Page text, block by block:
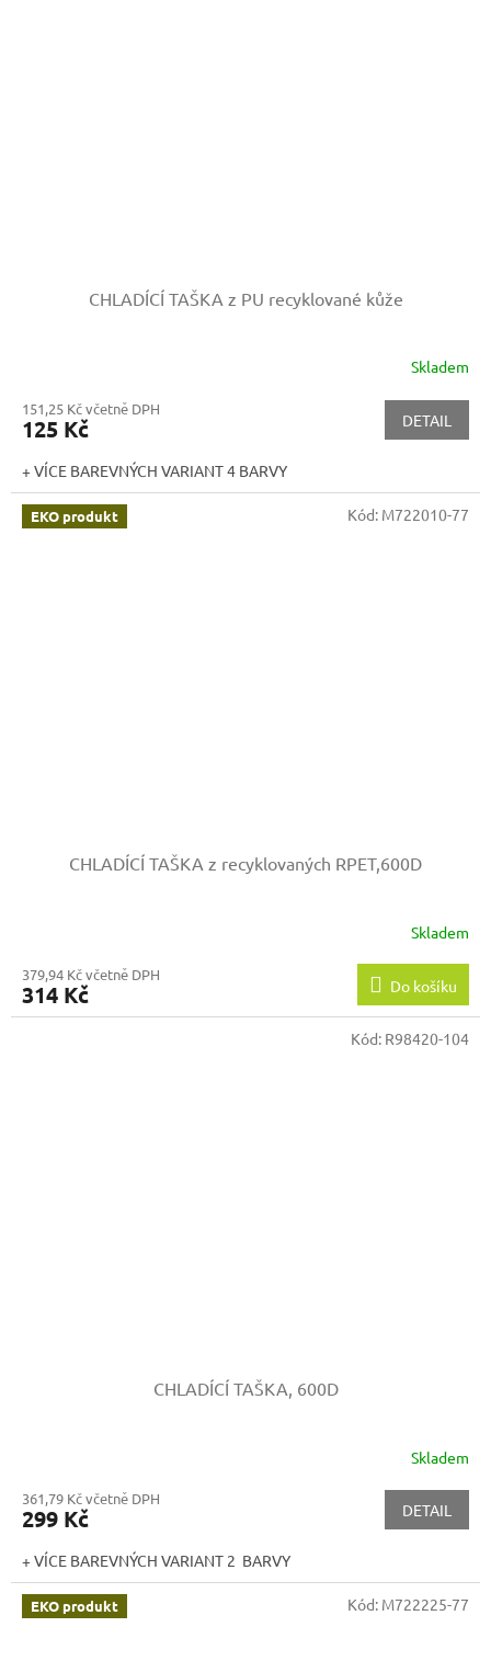
CHLADÍCÍ TAŠKA z PU recyklované kůže
Skladem
151,25 Kč včetně DPH
125 Kč DETAIL
+ VÍCE BAREVNÝCH VARIANT 4 BARVY
EKO produkt
CHLADÍCÍ TAŠKA z recyklovaných RPET,600D
Skladem
379,94 Kč včetně DPH
314 Kč Do košíku
Kód: M722010-77
CHLADÍCÍ TAŠKA, 600D
Skladem
361,79 Kč včetně DPH
299 Kč DETAIL
+ VÍCE BAREVNÝCH VARIANT 2 BARVY
Kód: R98420-104
EKO produkt Kód: M722225-77